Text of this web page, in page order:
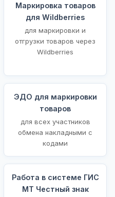
Маркировка товаров
для Wildberries
для маркировки и
отгрузки товаров через
Wildberries
ЭДО для маркировки
товаров
для всех участников
обмена накладными с
кодами
Работа в системе ГИС
МТ Честный знак